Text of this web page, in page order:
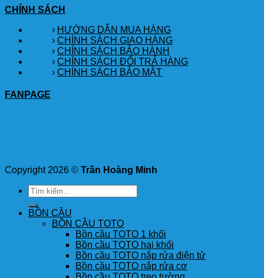
CHÍNH SÁCH
› HƯỚNG DẪN MUA HÀNG
› CHÍNH SÁCH GIAO HÀNG
› CHÍNH SÁCH BẢO HÀNH
› CHÍNH SÁCH ĐỔI TRẢ HÀNG
› CHÍNH SÁCH BẢO MẬT
FANPAGE
Copyright 2026 © Trần Hoàng Minh
Tìm
kiếm:
BỒN CẦU
BỒN CẦU TOTO
Bồn cầu TOTO 1 khối
Bồn cầu TOTO hai khối
Bồn cầu TOTO nắp rửa điện tử
Bồn cầu TOTO nắp rửa cơ